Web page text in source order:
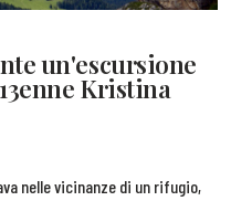
un'escursione
Kristina
nelle vicinanze di un rifugio,